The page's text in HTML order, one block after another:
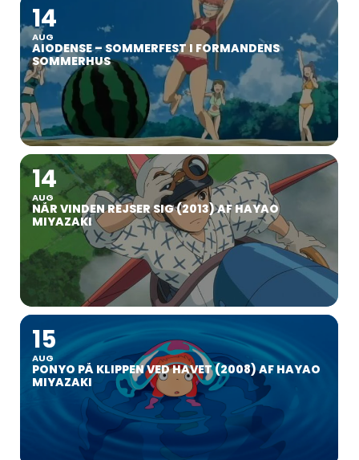
14
AUG
AIODENSE – SOMMERFEST I FORMANDENS
SOMMERHUS
14
AUG
NÅR VINDEN REJSER SIG (2013) AF HAYAO
MIYAZAKI
15
AUG
PONYO PÅ KLIPPEN VED HAVET (2008) AF HAYAO
MIYAZAKI